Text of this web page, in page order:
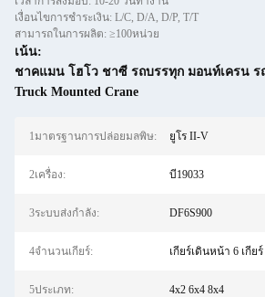
เงื่อนไขการชำระเงิน: L/C, D/A, D/P, T/T
สามารถในการผลิต: ≥100หน่วย
เน้น:
ชาคแมน โฮโว ชาซี รถบรรทุก มอนท์เครน ร
Truck Mounted Crane
1มาตรฐานการปล่อยมลพิษ: ยูโร II-V
2เครื่อง: บี19033
3ระบบส่งกำลัง: DF6S900
4จำนวนเกียร์: เกียร์เดินหน้า 6 เกีย
5ประเภท: 4x2 6x4 8x4